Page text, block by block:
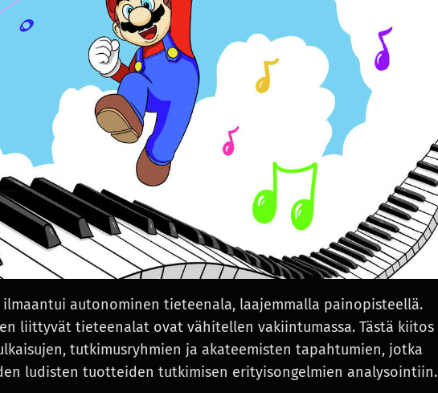
ilmaantui autonominen tieteenala, laajemmalla painopisteellä.
liittyvät tieteenalat ovat vähitellen vakiintumassa. Tästä kiitos
tutkimusryhmien ja akateemisten tapahtumien, jotka
ludisten tuotteiden tutkimisen erityisongelmien analysointiin.